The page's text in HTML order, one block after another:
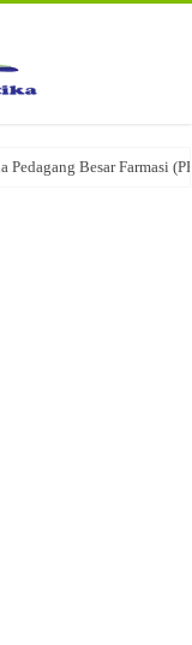
Pedagang Besar Farmasi